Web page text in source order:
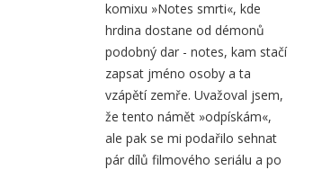
komixu »Notes smrti«, kde
hrdina dostane od démonů
podobný dar - notes, kam stačí
zapsat jméno osoby a ta
vzápětí zemře. Uvažoval jsem,
že tento námět »odpískám«,
ale pak se mi podařilo sehnat
pár dílů filmového seriálu a po